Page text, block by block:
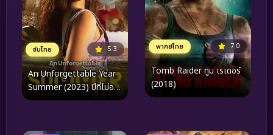
ซับไทย 5.3
An Unforgettable Year
Summer (2023) ปีที่ไม่อาจ
ลืมเลือน ฤดูร้อน
พากย์ไทย 7.0
Tomb Raider ทูม เรเดอร์
(2018)